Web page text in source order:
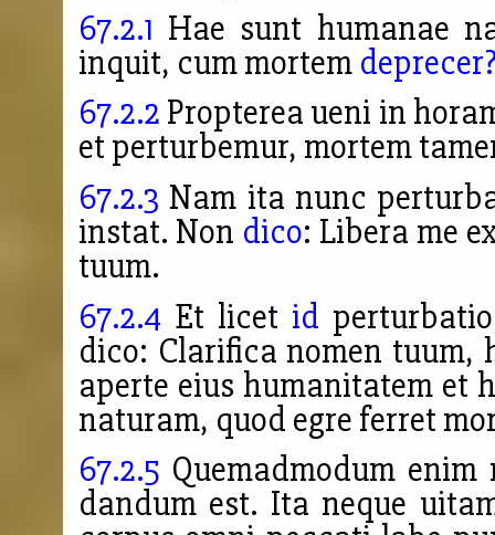
67.2.1 Hae sunt humanae
inquit, cum mortem
67.2.2 Propterea ueni in
et perturbemur, mortem
67.2.3 Nam ita nunc
instat. Non dico: Libera me
tuum.
67.2.4 Et licet id
dico: Clarifica nomen tuum,
aperte eius humanitatem et
naturam, quod egre ferret
67.2.5 Quemadmodum
dandum est. Ita neque